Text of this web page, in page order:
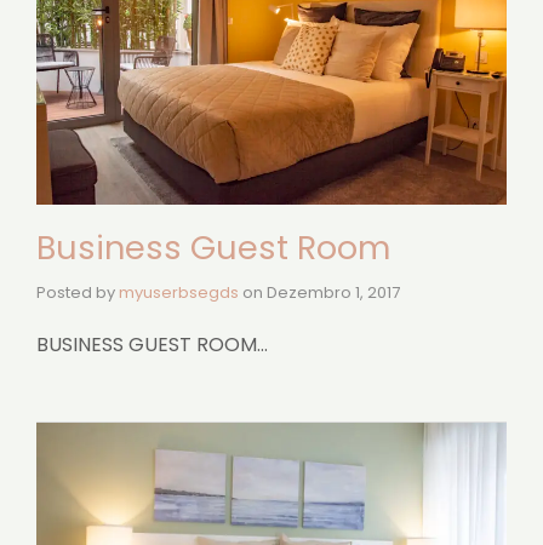
Business Guest Room
Posted by myuserbsegds on Dezembro 1, 2017
BUSINESS GUEST ROOM…